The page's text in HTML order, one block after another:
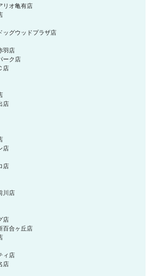
リオ亀有店
ッグウッドプラザ店
羽店
ーク店
店
店
店
店
川店
店
百合ヶ丘店
ィ店
店